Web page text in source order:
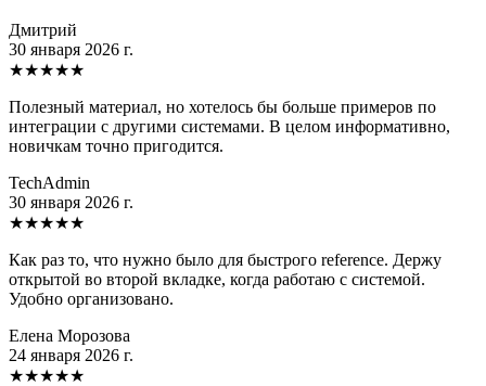
Дмитрий
30 января 2026 г.
★★★★★
Полезный материал, но хотелось бы больше примеров по
интеграции с другими системами. В целом информативно,
новичкам точно пригодится.
TechAdmin
30 января 2026 г.
★★★★★
Как раз то, что нужно было для быстрого reference. Держу
открытой во второй вкладке, когда работаю с системой.
Удобно организовано.
Елена Морозова
24 января 2026 г.
★★★★★